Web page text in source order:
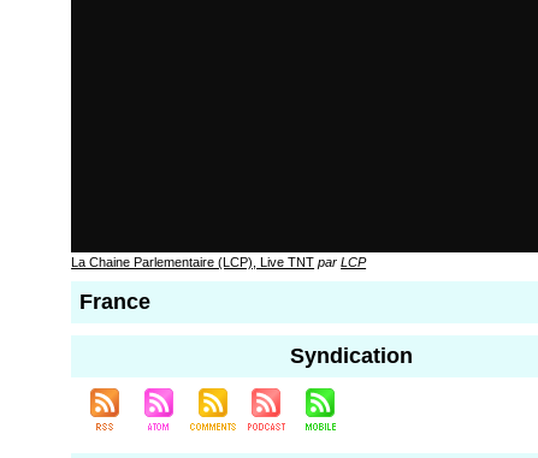
La Chaine Parlementaire (LCP), Live TNT parLCP
France
Syndication